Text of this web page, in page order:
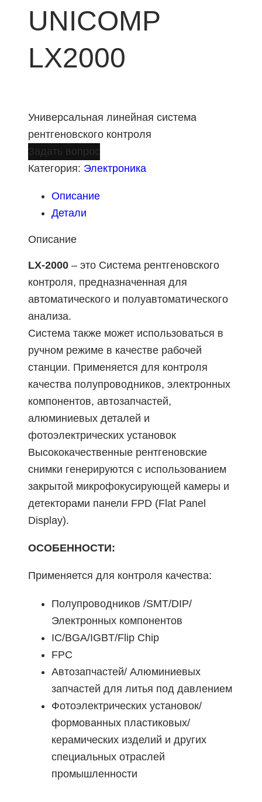
UNICOMP
LX2000
Универсальная линейная система
рентгеновского контроля
Задать вопрос
Категория: Электроника
Описание
Детали
Описание
LX-2000 – это Система рентгеновского
контроля, предназначенная для
автоматического и полуавтоматического
анализа.
Система также может использоваться в
ручном режиме в качестве рабочей
станции. Применяется для контроля
качества полупроводников, электронных
компонентов, автозапчастей,
алюминиевых деталей и
фотоэлектрических установок
Высококачественные рентгеновские
снимки генерируются с использованием
закрытой микрофокусирующей камеры и
детекторами панели FPD (Flat Panel
Display).
ОСОБЕННОСТИ:
Применяется для контроля качества:
Полупроводников /SMT/DIP/
Электронных компонентов
IC/BGA/IGBT/Flip Chip
FPC
Автозапчастей/ Алюминиевых
запчастей для литья под давлением
Фотоэлектрических установок/
формованных пластиковых/
керамических изделий и других
специальных отраслей
промышленности